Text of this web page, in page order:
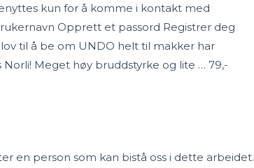
kun for å komme i kontakt med
Opprett et passord Registrer deg
til å be om UNDO helt til makker har
Meget høy bruddstyrke og lite … 79,-
en person som kan bistå oss i dette arbeidet.